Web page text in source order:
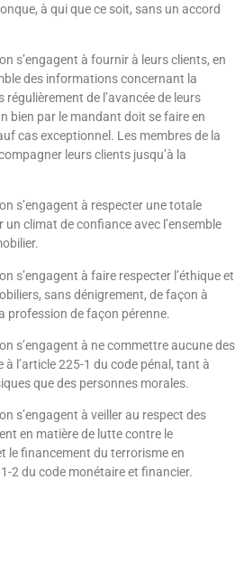
à qui que ce soit, sans un accord
s’engagent à fournir à leurs clients, en
des informations concernant la
de l’avancée de leurs
bien par le mandant doit se faire en
cas exceptionnel. Les membres de la
leurs clients jusqu’à la
s’engagent à respecter une totale
climat de confiance avec l’ensemble
s’engagent à faire respecter l’éthique et
sans dénigrement, de façon à
profession de façon pérenne.
s’engagent à ne commettre aucune des
l’article 225-1 du code pénal, tant à
que des personnes morales.
s’engagent à veiller au respect des
en matière de lutte contre le
le financement du terrorisme en
2 du code monétaire et financier.